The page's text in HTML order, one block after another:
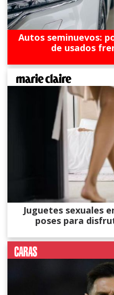
Autos seminuevos:
de usados
Juguetes sexuales
poses para